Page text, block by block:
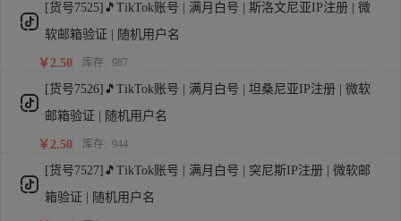
[货号7525]🎵TikTok账号 | 满月白号 | 斯洛文尼亚IP注册 | 微
软邮箱验证 | 随机用户名
￥2.50 库存: 987
[货号7526]🎵TikTok账号 | 满月白号 | 坦桑尼亚IP注册 | 微软
邮箱验证 | 随机用户名
￥2.50 库存: 944
[货号7527]🎵TikTok账号 | 满月白号 | 突尼斯IP注册 | 微软邮
箱验证 | 随机用户名